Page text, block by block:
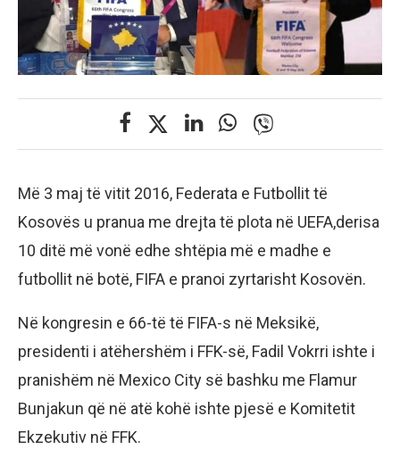
Më 3 maj të vitit 2016, Federata e Futbollit të
Kosovës u pranua me drejta të plota në UEFA,derisa
10 ditë më vonë edhe shtëpia më e madhe e
futbollit në botë, FIFA e pranoi zyrtarisht Kosovën.
Në kongresin e 66-të të FIFA-s në Meksikë,
presidenti i atëhershëm i FFK-së, Fadil Vokrri ishte i
pranishëm në Mexico City së bashku me Flamur
Bunjakun që në atë kohë ishte pjesë e Komitetit
Ekzekutiv në FFK.